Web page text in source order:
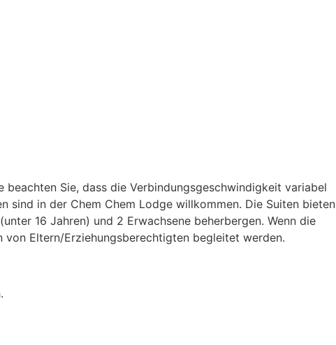
Sie, dass die Verbindungsgeschwindigkeit variabel
sind in der Chem Chem Lodge willkommen. Die Suiten bieten
16 Jahren) und 2 Erwachsene beherbergen. Wenn die
Eltern/Erziehungsberechtigten begleitet werden.